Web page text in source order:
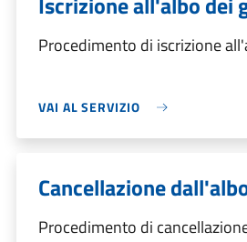
Procedimento di iscrizione
VAI AL SERVIZIO
Cancellazione
Procedimento di